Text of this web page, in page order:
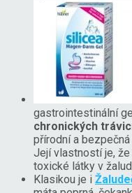
gastrointestinální
chronických
přírodní a
Její vlastností je,
toxické látky v
Klasikou je i